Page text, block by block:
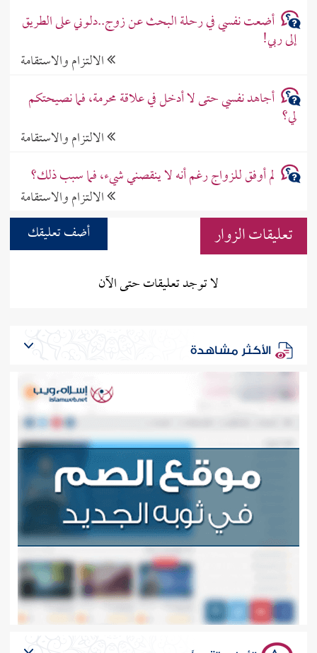
أضعت نفسي في رحلة البحث عن زوج..دلوني على الطريق
إلى ربي!
الالتزام والاستقامة
أجاهد نفسي حتى لا أدخل في علاقة محرمة، فما نصيحتكم
لي؟
الالتزام والاستقامة
لم أوفق للزواج رغم أنه لا ينقصني شيء، فما سبب ذلك؟
الالتزام والاستقامة
تعليقات الزوار
أضف تعليقك
لا توجد تعليقات حتى الآن
الأكثر مشاهدة